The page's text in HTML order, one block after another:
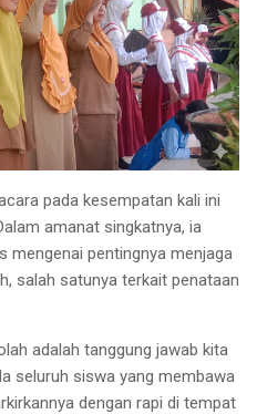
pada kesempatan kali ini
amanat singkatnya, ia
mengenai pentingnya menjaga
salah satunya terkait penataan
adalah tanggung jawab kita
seluruh siswa yang membawa
dengan rapi di tempat